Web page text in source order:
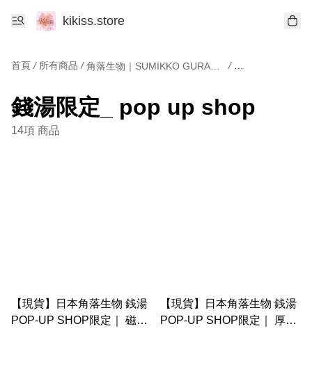
kikiss.store
首頁 / 所有商品 / /
錢湯限定_ pop up shop
14項 商品
【現貨】日本角落生物 銭湯
POP-UP SHOP限定｜ 磁石
【現貨】日本角落生物 銭湯
POP-UP SHOP限定｜ 厚